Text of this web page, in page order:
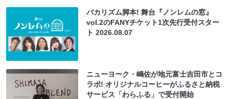
バカリズム脚本! 舞台『ノンレムの窓』
vol.2のFANYチケット1次先行受付スター
ト2026.08.07
ニューヨーク・嶋佐が地元富士吉田市とコ
ラボ! オリジナルコーヒーがふるさと納税
サービス「わらふる」で受付開始